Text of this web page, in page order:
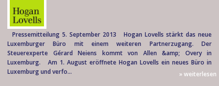
Pressemitteilung 5. September 2013 Hogan Lovells stärkt das neue
Luxemburger Büro mit einem weiteren Partnerzugang. Der
Steuerexperte Gérard Neiens kommt von Allen &amp; Overy in
Luxemburg. Am 1. August eröffnete Hogan Lovells ein neues Büro in
Luxemburg und verfo...
» weiterlesen